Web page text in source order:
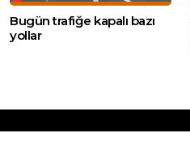
Bugün trafiğe kapalı bazı
yollar